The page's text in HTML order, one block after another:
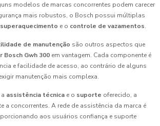
modelos de marcas concorrentes podem carecer
mais robustos, o Bosch possui múltiplas
superaquecimento e o controle de vazamentos.
de manutenção são outros aspectos que
Bosch Gwh 300 em vantagem. Cada componente é
e facilidade de acesso, ao contrário de alguns
manutenção mais complexa.
assistência técnica e o suporte oferecido, a
a concorrentes. A rede de assistência da marca é
aos usuários confiança e suporte